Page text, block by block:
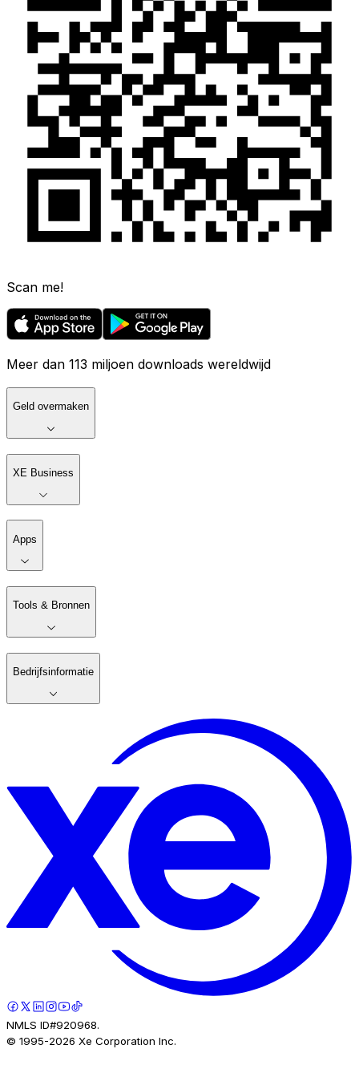
Scan me!
Meer dan 113 miljoen downloads wereldwijd
Geld overmaken
XE Business
Apps
Tools & Bronnen
Bedrijfsinformatie
NMLS ID#920968.
© 1995-2026 Xe Corporation Inc.